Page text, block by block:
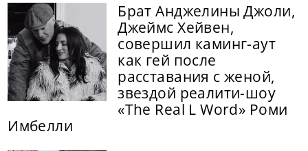
Брат Анджелины Джоли,
Джеймс Хейвен,
совершил каминг-аут
как гей после
расставания с женой,
звездой реалити-шоу
«The Real L Word» Роми
Имбелли